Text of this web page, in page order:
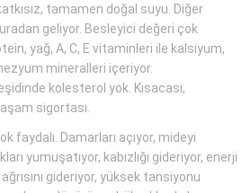
tamamen doğal suyu. Diğer
geliyor. Besleyici değeri çok
yağ, A, C, E vitaminleri ile kalsiyum,
mineralleri içeriyor.
kolesterol yok. Kısacası,
sigortası.
faydalı. Damarları açıyor, mideyi
yumuşatıyor, kabızlığı gideriyor, enerji
gideriyor, yüksek tansiyonu